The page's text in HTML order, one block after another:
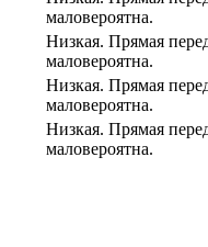
маловероятна.
Низкая. Прямая
маловероятна.
Низкая. Прямая
маловероятна.
Низкая. Прямая
маловероятна.